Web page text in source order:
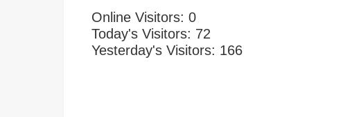
Online Visitors: 0
Today's Visitors: 72
Yesterday's Visitors: 166